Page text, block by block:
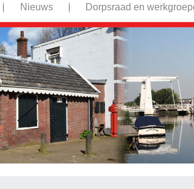
Nieuws Dorpsraad en